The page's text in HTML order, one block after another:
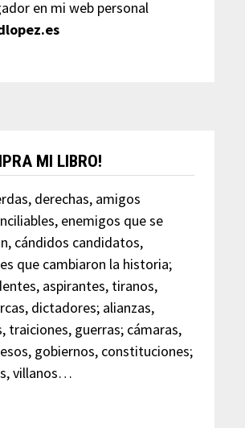
en mi web personal
MI LIBRO!
derechas, amigos
enemigos que se
cándidos candidatos,
que cambiaron la historia;
aspirantes, tiranos,
dictadores; alianzas,
traiciones, guerras; cámaras,
gobiernos, constituciones;
villanos…